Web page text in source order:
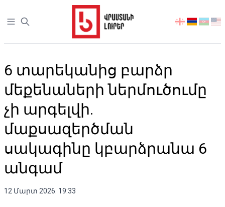
Open sidebar
აირჩიეთ
6 տարեկանից բարձր
մեքենաների ներմուծումը
չի արգելվի.
մաքսազերծման
սակագինը կբարձրանա 6
անգամ
12 Մարտ 2026. 19:33